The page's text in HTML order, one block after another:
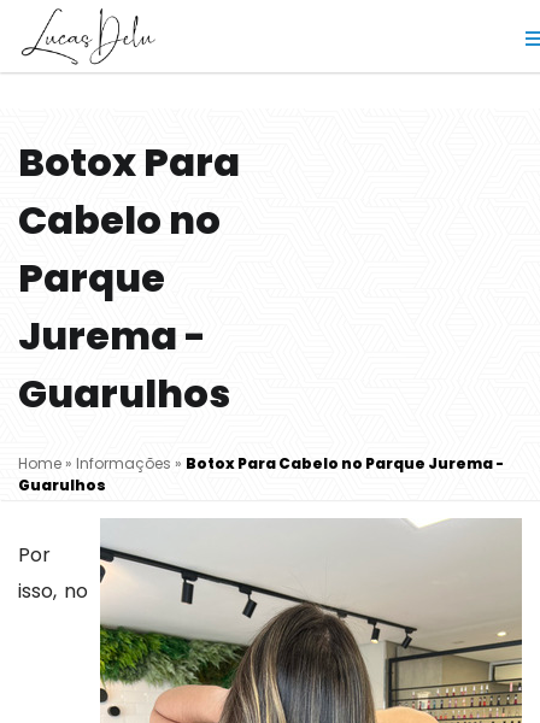
Botox Para
Cabelo no
Parque
Jurema -
Guarulhos
Home » Informações » Botox Para Cabelo no Parque Jurema -
Guarulhos
Por
isso, no